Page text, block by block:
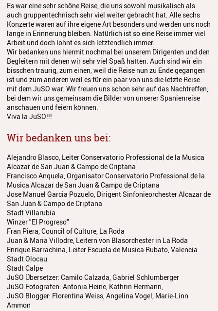
Es war eine sehr schöne Reise, die uns sowohl musikalisch als
auch gruppentechnisch sehr viel weiter gebracht hat. Alle sechs
Konzerte waren auf ihre eigene Art besonders und werden uns noch
lange in Erinnerung bleiben. Natürlich ist so eine Reise immer viel
Arbeit und doch lohnt es sich letztendlich immer.
Wir bedanken uns hiermit nochmal bei unserem Dirigenten und den
Begleitern mit denen wir sehr viel Spaß hatten. Auch sind wir ein
bisschen traurig, zum einen, weil die Reise nun zu Ende gegangen
ist und zum anderen weil es für ein paar von uns die letzte Reise
mit dem JuSO war. Wir freuen uns schon sehr auf das Nachtreffen,
bei dem wir uns gemeinsam die Bilder von unserer Spanienreise
anschauen und feiern können.
Viva la JuSO!!!
Wir bedanken uns bei:
Alejandro Blasco, Leiter Conservatorio Professional de la Musica
Alcazar de San Juan & Campo de Criptana
Francisco Anquela, Organisator Conservatorio Professional de la
Musica Alcazar de San Juan & Campo de Criptana
Jose Manuel Garcia Pozuelo, Dirigent Sinfonieorchester Alcazar de
San Juan & Campo de Criptana
Stadt Villarubia
Winzer "El Progreso"
Fran Piera, Council of Culture, La Roda
Juan & Maria Villodre, Leitern von Blasorchester in La Roda
Enrique Barrachina, Leiter Escuela de Musica Rubato, Valencia
Stadt Olocau
Stadt Calpe
JuSO Übersetzer: Camilo Calzada, Gabriel Schlumberger
JuSO Fotografen: Antonia Heine, Kathrin Hermann,
JuSO Blogger: Florentina Weiss, Angelina Vogel, Marie-Linn
Ammon